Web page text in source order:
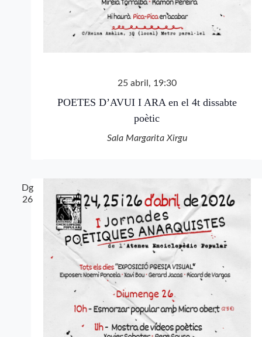
25 abril, 19:30
POETES D’AVUI I ARA en el 4t dissabte
poètic
Sala Margarita Xirgu
Dg
26